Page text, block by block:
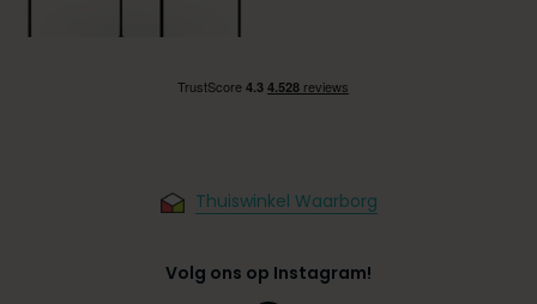
Thuiswinkel Waarborg
Volg ons op Instagram!